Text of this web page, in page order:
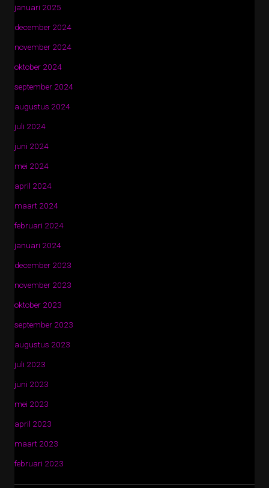
januari 2025
december 2024
november 2024
oktober 2024
september 2024
augustus 2024
juli 2024
juni 2024
mei 2024
april 2024
maart 2024
februari 2024
januari 2024
december 2023
november 2023
oktober 2023
september 2023
augustus 2023
juli 2023
juni 2023
mei 2023
april 2023
maart 2023
februari 2023